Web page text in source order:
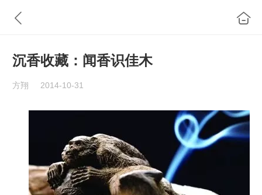
沉香收藏：闻香识佳木
方翔 2014-10-31